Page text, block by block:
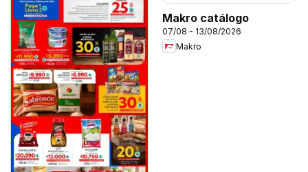
Makro catálogo
07/08 - 13/08/2026
Makro